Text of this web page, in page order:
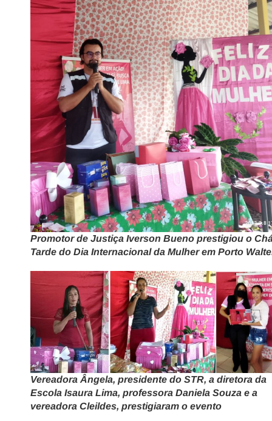
Promotor de Justiça Iverson Bueno prestigiou o
Tarde do Dia Internacional da Mulher em Porto
Vereadora Ângela, presidente do STR, a diretora da
Escola Isaura Lima, professora Daniela Souza e a
vereadora Cleildes, prestigiaram o evento